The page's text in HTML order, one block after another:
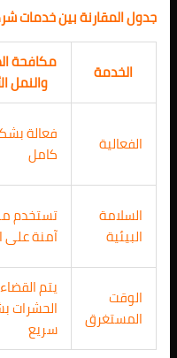
جدول المقارنة بين خدمات
الخدمة
مكافحة
والنمل
الفعالية
فعالة
كامل
السلامة
البيئية
تستخدم
آمنة على
الوقت
المستغرق
يتم
الحشرات
سريع